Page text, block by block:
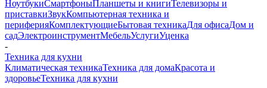
НоутбукиСмартфоныПланшеты и книгиТелевизоры и
приставкиЗвукКомпьютерная техника и
периферияКомплектующиеБытовая техникаДля офисаДом и
садЭлектроинструментМебельУслугиУценка
-
Техника для кухни
Климатическая техникаТехника для домаКрасота и
здоровьеТехника для кухни